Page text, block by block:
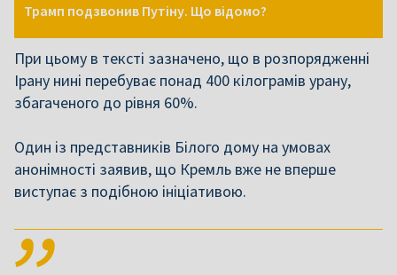
Трамп подзвонив Путіну. Що відомо?
При цьому в тексті зазначено, що в розпорядженні
Ірану нині перебуває понад 400 кілограмів урану,
збагаченого до рівня 60%.
Один із представників Білого дому на умовах
анонімності заявив, що Кремль вже не вперше
виступає з подібною ініціативою.